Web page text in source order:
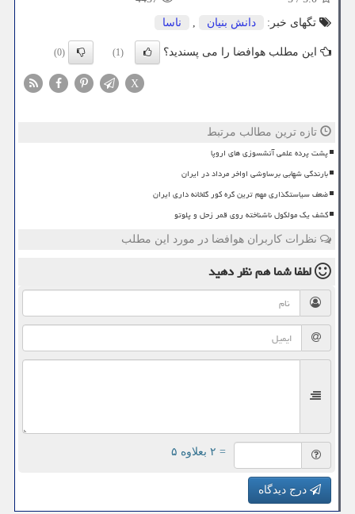
تگهای خبر:
دانش بنیان , ناسا
این مطلب هوافضا را می پسندید؟ (1)
(0)
X
تازه ترین مطالب مرتبط
پشت پرده علمی آتشسوزی های اروپا
بارندگی شهابی برساوشی اواخر مرداد در ایران
ضعف سیاستگذاری مهم ترین گره کور گلخانه داری ایران
کشف یک مولکول ناشناخته روی قمر زحل و پلوتو
نظرات کاربران هوافضا در مورد این مطلب
لطفا شما همنظر دهید
= ۲ بعلاوه ۵
درج دیدگاه